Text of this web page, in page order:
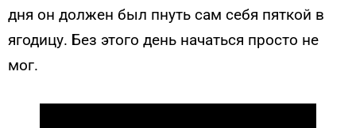
дня он должен был пнуть сам себя пяткой в
ягодицу. Без этого день начаться просто не
мог.